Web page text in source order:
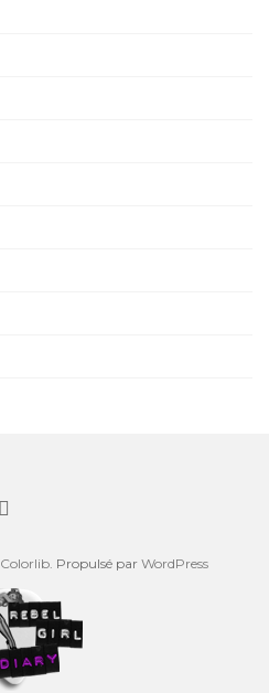
Colorlib . Propulsé par WordPress